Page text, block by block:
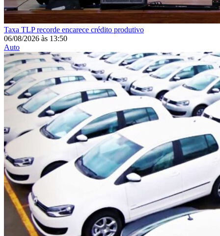
Taxa TLP recorde encarece crédito produtivo
06/08/2026 às 13:50
Auto